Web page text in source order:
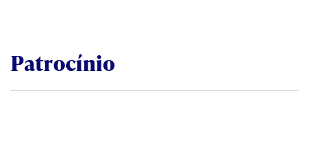
Patrocínio